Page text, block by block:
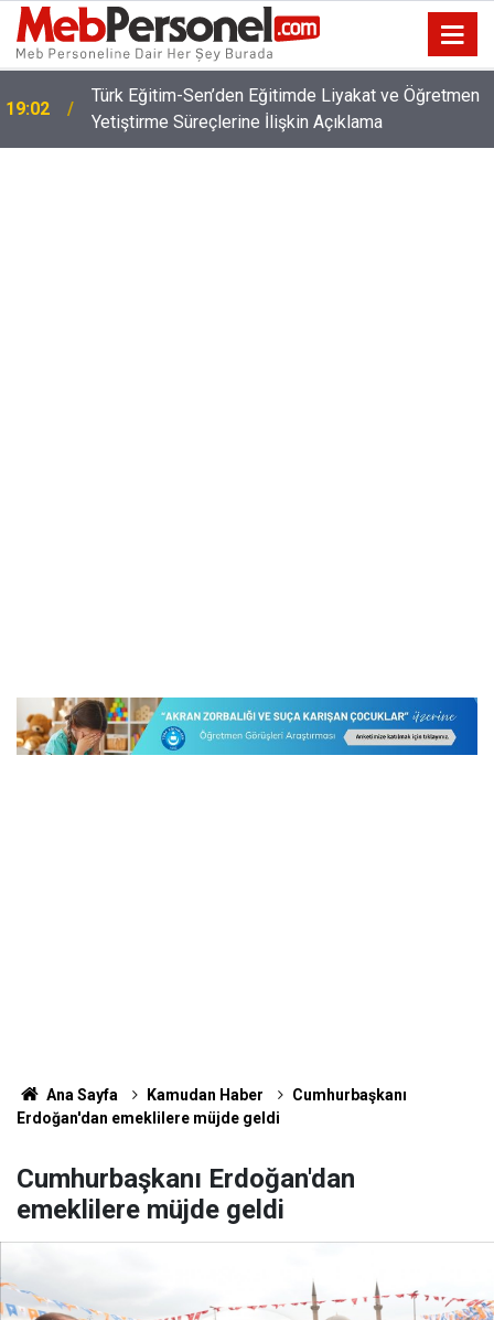
18:32
İl İçi ve İl Dışı Özür Grubu Ataması İçin
Öğretmenlere On Binlerce Liralık Ödeme Yapılacak
Ana Sayfa Kamudan Haber
Cumhurbaşkanı
Erdoğan'dan emeklilere müjde geldi
Cumhurbaşkanı Erdoğan'dan
emeklilere müjde geldi